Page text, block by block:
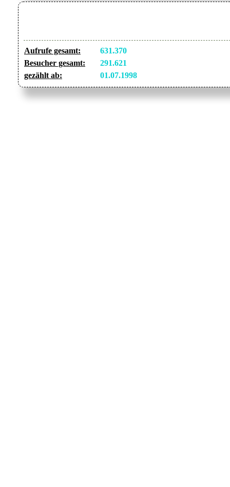
Aufrufe gesamt:
631.370
Besucher gesamt:
291.621
gezählt ab:
01.07.1998